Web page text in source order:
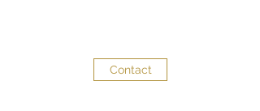
Contact